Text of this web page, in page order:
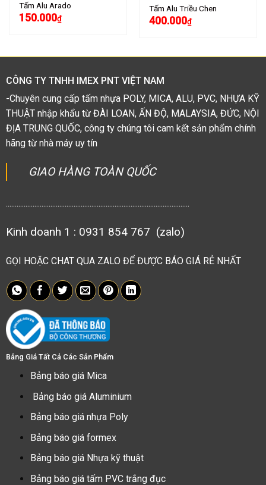
Tấm Alu Arado
150.000₫
Tấm Alu Triều Chen
400.000₫
CÔNG TY TNHH IMEX PNT VIỆT NAM
-Chuyên cung cấp tấm nhựa POLY, MICA, ALU, PVC, NHỰA KỸ
THUẬT nhập khẩu từ ĐÀI LOAN, ẤN ĐỘ, MALAYSIA, ĐỨC, NỘI
ĐỊA TRUNG QUỐC, công ty chúng tôi cam kết sản phẩm chính
hãng từ nhà máy uy tín
GIAO HÀNG TOÀN QUỐC
.......................................................................................................
Kinh doanh 1 : 0931 854 767 (zalo)
GỌI HOẶC CHAT QUA ZALO ĐỂ ĐƯỢC BÁO GIÁ RẺ NHẤT
Bảng Giá Tất Cả Các Sản Phẩm
Bảng báo giá Mica
Bảng báo giá Aluminium
Bảng báo giá nhựa Poly
Bảng báo giá formex
Bảng báo giá Nhựa kỹ thuật
Bảng báo giá tấm PVC trắng đục